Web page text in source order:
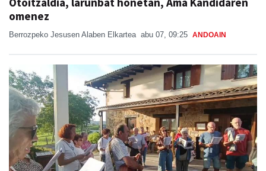
omenez
Berrozpeko Jesusen Alaben Elkartea abu 07, 09:25 ANDOAIN